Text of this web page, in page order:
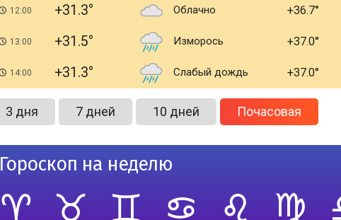
12:00 +31.3 Облачно +36.7
13:00 +31.5 Изморось +37.0
14:00 +31.3 Слабый дождь +37.0
3 дня 7 дней 10 дней Почасовая
Гороскоп на неделю